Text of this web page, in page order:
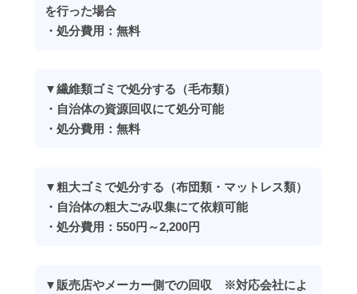
を行った場合
・処分費用：無料
▼繊維類ゴミで処分する（毛布類）
・自治体の資源回収にて処分可能
・処分費用：無料
▼粗大ゴミで処分する（布団類・マットレス類）
・自治体の粗大ごみ収集にて依頼可能
・処分費用：550円～2,200円
▼販売店やメーカー側での回収 ※対応会社によ